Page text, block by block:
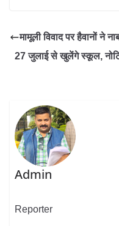
मामूली विवाद पर हैवानों ने
27 जुलाई से खुलेंगे स्कूल,
Admin
Reporter